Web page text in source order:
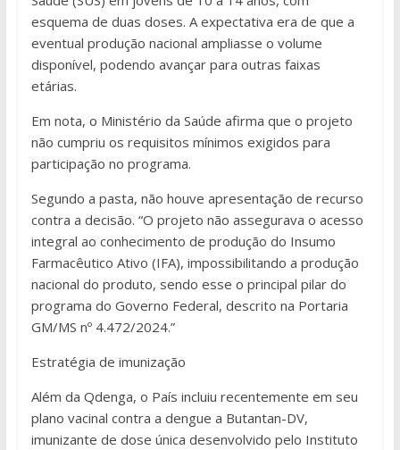
esquema de duas doses. A expectativa era de que a
eventual produção nacional ampliasse o volume
disponível, podendo avançar para outras faixas
etárias.
Em nota, o Ministério da Saúde afirma que o projeto
não cumpriu os requisitos mínimos exigidos para
participação no programa.
Segundo a pasta, não houve apresentação de recurso
contra a decisão. “O projeto não assegurava o acesso
integral ao conhecimento de produção do Insumo
Farmacêutico Ativo (IFA), impossibilitando a produção
nacional do produto, sendo esse o principal pilar do
programa do Governo Federal, descrito na Portaria
GM/MS nº 4.472/2024.”
Estratégia de imunização
Além da Qdenga, o País incluiu recentemente em seu
plano vacinal contra a dengue a Butantan-DV,
imunizante de dose única desenvolvido pelo Instituto